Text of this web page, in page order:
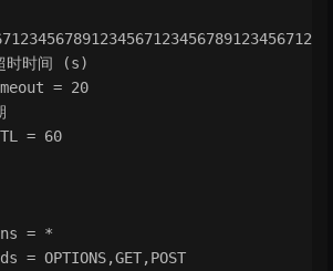
时时间 (s)
= 20
= 60
= *
= OPTIONS,GET,POST